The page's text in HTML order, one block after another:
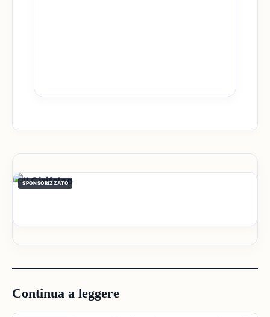
SPONSORIZZATO
Continua a leggere